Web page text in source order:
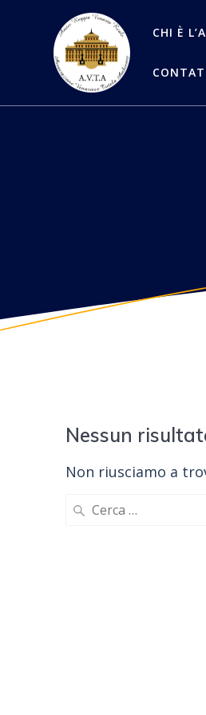
contenuto
CHI È
Nessun
Non riusciamo a
Ricerca